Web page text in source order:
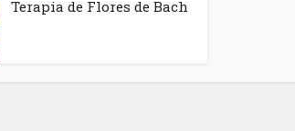
Terapia de Flores de Bach